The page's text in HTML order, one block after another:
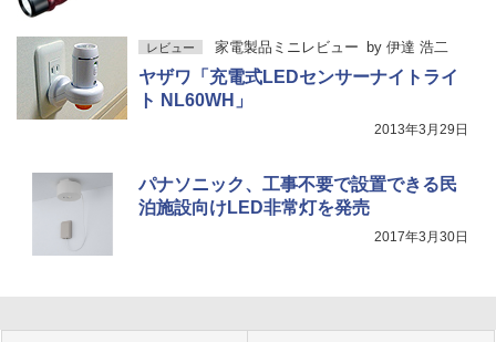
レビュー 家電製品ミニレビュー by 伊達 浩二
ヤザワ「充電式LEDセンサーナイトライ
ト NL60WH」
2013年3月29日
パナソニック、工事不要で設置できる民
泊施設向けLED非常灯を発売
2017年3月30日